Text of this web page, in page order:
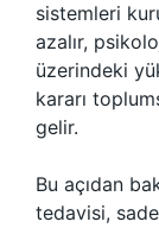
sistemleri
azalır,
üzerindeki
kararı
gelir.
Bu açıdan
tedavisi,